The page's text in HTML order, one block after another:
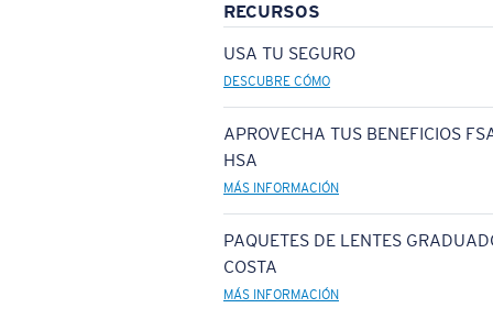
RECURSOS
USA TU SEGURO
DESCUBRE CÓMO
APROVECHA TUS BENEFICIOS
HSA
MÁS INFORMACIÓN
PAQUETES DE LENTES
COSTA
MÁS INFORMACIÓN